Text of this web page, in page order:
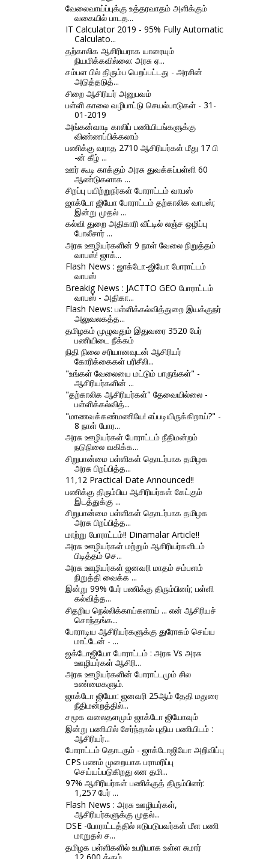
வேலைவாய்ப்புக்கு உத்தரவாதம் அளிக்கும்
வகையில் பாடத...
IT Calculator 2019 - 95% Fully Automatic
Calculato...
தற்காலிக ஆசிரியராக யாரையும்
நியமிக்கவில்லை: அரசு ஏ...
சம்பள பில் திரும்ப பெறப்பட்டது - அரசின்
அடுத்தடுத்...
சிறை ஆசிரியர் அனுபவம்
பள்ளி காலை வழிபாட்டு செயல்பாடுகள் - 31-
01-2019
அங்கன்வாடி காலிப் பணியிடங்களுக்கு
விண்ணப்பிக்கலாம்
பணிக்கு வராத 2710 ஆசிரியர்கள் மீது 17 பி
-ன் கீழ் ...
ஊர் கூடி காக்கும் அரசு துவக்கப்பள்ளி 60
ஆண்டுகளாக ...
சிறப்பு பயிற்றுநர்கள் போராட்டம் வாபஸ்
ஜாக்டோ ஜியோ போராட்டம் தற்காலிக வாபஸ்;
இன்று முதல் ...
கல்வி துறை அதிகாரி வீட்டில் லஞ்ச ஒழிப்பு
போலீசார் ...
அரசு ஊழியர்களின் 9 நாள் வேலை நிறுத்தம்
வாபஸ்! ஜாக்...
Flash News : ஜாக்டோ-ஜியோ போராட்டம்
வாபஸ்
Breakig News : JACTTO GEO போராட்டம்
வாபஸ் - அதிகா...
Flash News: பள்ளிக்கல்வித்துறை இயக்குநர்
அலுவலகத்த...
தமிழகம் முழுவதும் இதுவரை 3520 பேர்
பணியிடை நீக்கம்
நிதி நிலை சரியானவுடன் ஆசிரியர்
கோரிக்கைகள் பரிசீலி...
"உங்கள் வேலையை மட்டும் பாருங்கள்" -
ஆசிரியர்களின் ...
"தற்காலிக ஆசிரியர்கள்" தேவையில்லை -
பள்ளிக்கல்வித்...
"மாணவக்கண்மணியே! எப்படியிருக்கிறாய்?" -
8 நாள் போர...
அரசு ஊழியர்கள் போராட்டம் நீதிமன்றம்
நடுநிலை வகிக்க...
சிறுபான்மை பள்ளிகள் தொடர்பாக தமிழக
அரசு பிறப்பித்த...
11,12 Practical Date Announced!!
பணிக்கு திரும்பிய ஆசிரியர்கள் கேட்கும்
இடத்துக்கு ...
சிறுபான்மை பள்ளிகள் தொடர்பாக தமிழக
அரசு பிறப்பித்த...
மாற்று போராட்டம்!! Dinamalar Article!!
அரசு ஊழியர்கள் மற்றும் ஆசிரியர்களிடம்
பிடித்தம் செ...
அரசு ஊழியர்கள் ஜனவரி மாதம் சம்பளம்
நிறுத்தி வைக்க ...
இன்று 99% பேர் பணிக்கு திரும்பினர்; பள்ளி
கல்வித்த...
சிதறிய நெல்லிக்காய்களாய் ... என் ஆசிரியச்
சொந்தங்க...
போராடிய ஆசிரியர்களுக்கு துரோகம் செய்ய
மாட்டேன் - ...
ஜக்டோஜியோ போராட்டம் : அரசு Vs அரசு
ஊழியர்கள் ஆசிரி...
அரசு ஊழியர்களின் போராட்டமும் சில
உண்மைகளும்.
ஜாக்டோ ஜியோ: ஜனவரி 25ஆம் தேதி மதுரை
நீதிமன்றத்தில்...
சமூக வலைதளமும் ஜாக்டோ ஜியோவும்
இன்று பணியில் சேர்ந்தால் புதிய பணியிடம் :
ஆசிரியர்...
போராட்டம் தொடரும் - ஜாக்டோஜியோ அறிவிப்பு
CPS பணம் முறையாக பராமரிப்பு
செய்யப்படுகிறது என தமி...
97% ஆசிரியர்கள் பணிக்குத் திரும்பினர்:
1,257 பேர் ...
Flash News : அரசு ஊழியர்கள்,
ஆசிரியர்களுக்கு முதல்...
DSE -போராட்டத்தில் ஈடுபடுபவர்கள் மீள பணி
மாறுதல் ச...
தமிழக பள்ளிகளில் உபரியாக உள்ள சுமார்
12,600 க்கும்...